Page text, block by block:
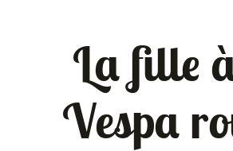
La fille
Vespa